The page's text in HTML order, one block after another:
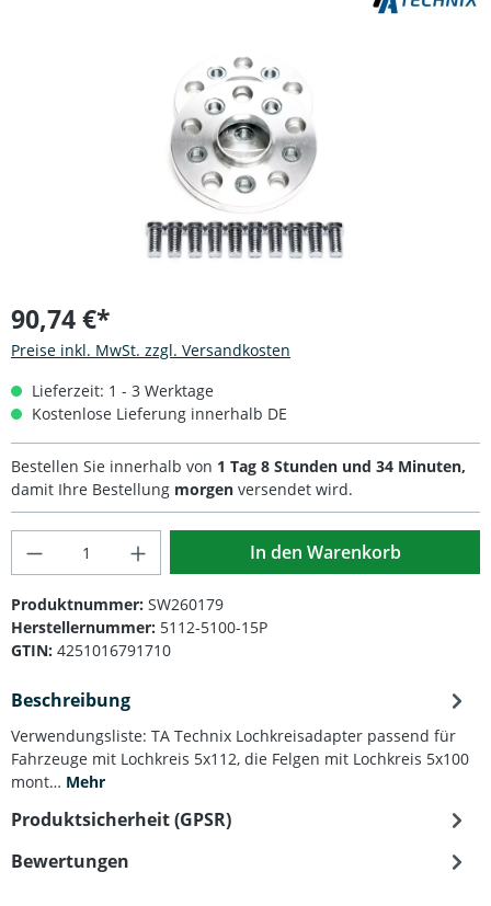
90,74 €*
Preise inkl. MwSt. zzgl. Versandkosten
Lieferzeit: 1 - 3 Werktage
Kostenlose Lieferung innerhalb DE
Bestellen Sie innerhalb von 1 Tag 8 Stunden und 34 Minuten,
damit Ihre Bestellung morgen versendet wird.
Produkt Anzahl: Gib den gewünschten
In den Warenkorb
Produktnummer: SW260179
Herstellernummer: 5112-5100-15P
GTIN: 4251016791710
Beschreibung
Verwendungsliste: TA Technix Lochkreisadapter passend für
Fahrzeuge mit Lochkreis 5x112, die Felgen mit Lochkreis 5x100
mont… Mehr
Produktsicherheit (GPSR)
Bewertungen